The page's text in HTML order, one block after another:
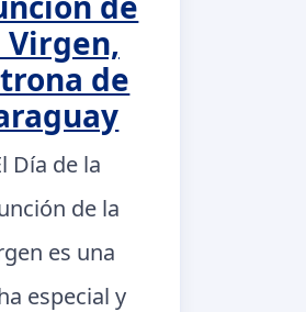
Virgen,
de
Día de la
de la
es una
especial y